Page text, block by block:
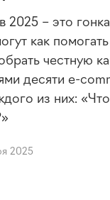
2025 – это
как
честную
десяти e-
из них:
2025